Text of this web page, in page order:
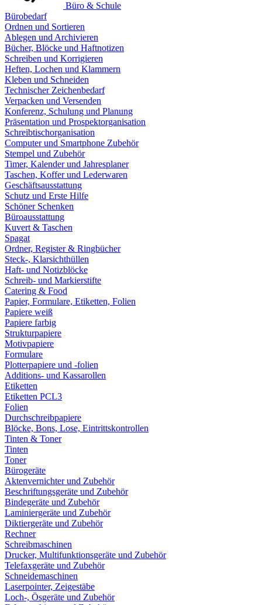
Büro & Schule
Bürobedarf
Ordnen und Sortieren
Ablegen und Archivieren
Bücher, Blöcke und Haftnotizen
Schreiben und Korrigieren
Heften, Lochen und Klammern
Kleben und Schneiden
Technischer Zeichenbedarf
Verpacken und Versenden
Konferenz, Schulung und Planung
Präsentation und Prospektorganisation
Schreibtischorganisation
Computer und Smartphone Zubehör
Stempel und Zubehör
Timer, Kalender und Jahresplaner
Taschen, Koffer und Lederwaren
Geschäftsausstattung
Schutz und Erste Hilfe
Schöner Schenken
Büroausstattung
Kuvert & Taschen
Spagat
Ordner, Register & Ringbücher
Steck-, Klarsichthüllen
Haft- und Notizblöcke
Schreib- und Markierstifte
Catering & Food
Papier, Formulare, Etiketten, Folien
Papiere weiß
Papiere farbig
Strukturpapiere
Motivpapiere
Formulare
Plotterpapiere und -folien
Additions- und Kassarollen
Etiketten
Etiketten PCL3
Folien
Durchschreibpapiere
Blöcke, Bons, Lose, Eintrittskontrollen
Tinten & Toner
Tinten
Toner
Bürogeräte
Aktenvernichter und Zubehör
Beschriftungsgeräte und Zubehör
Bindegeräte und Zubehör
Laminiergeräte und Zubehör
Diktiergeräte und Zubehör
Rechner
Schreibmaschinen
Drucker, Multifunktionsgeräte und Zubehör
Telefaxgeräte und Zubehör
Schneidemaschinen
Laserpointer, Zeigestäbe
Loch-, Ösgeräte und Zubehör